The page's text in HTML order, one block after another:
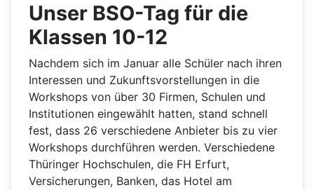
Unser BSO-Tag für die
Klassen 10-12
Nachdem sich im Januar alle Schüler nach ihren
Interessen und Zukunftsvorstellungen in die
Workshops von über 30 Firmen, Schulen und
Institutionen eingewählt hatten, stand schnell
fest, dass 26 verschiedene Anbieter bis zu vier
Workshops durchführen werden. Verschiedene
Thüringer Hochschulen, die FH Erfurt,
Versicherungen, Banken, das Hotel am